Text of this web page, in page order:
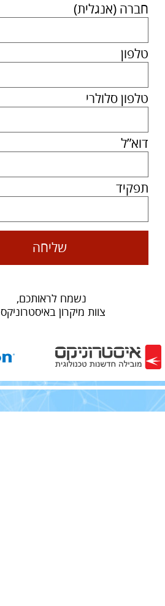
נשמח לראותכם,
צוות מיקרון באיסטרוניקס
חברה (אנגלית)
טלפון
טלפון סלולרי
דוא”ל
תפקיד
שליחה